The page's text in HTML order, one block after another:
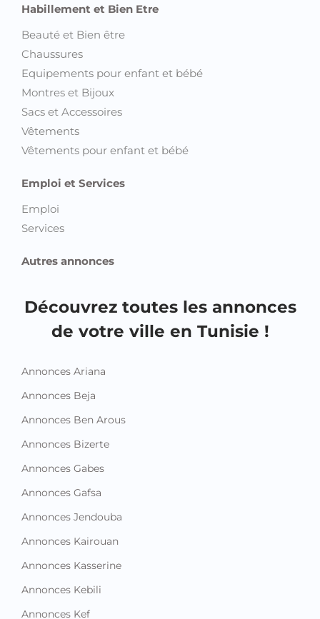
Habillement et Bien Etre
Beauté et Bien être
Chaussures
Equipements pour enfant et bébé
Montres et Bijoux
Sacs et Accessoires
Vêtements
Vêtements pour enfant et bébé
Emploi et Services
Emploi
Services
Autres annonces
Découvrez toutes les annonces
de votre ville en Tunisie !
Annonces Ariana
Annonces Beja
Annonces Ben Arous
Annonces Bizerte
Annonces Gabes
Annonces Gafsa
Annonces Jendouba
Annonces Kairouan
Annonces Kasserine
Annonces Kebili
Annonces Kef